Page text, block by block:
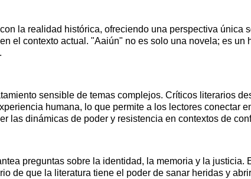
la realidad histórica, ofreciendo una perspectiva única
el contexto actual. "Aaiún" no es solo una novela; es un
sensible de temas complejos. Críticos literarios
humana, lo que permite a los lectores conectar
las dinámicas de poder y resistencia en contextos de
preguntas sobre la identidad, la memoria y la justicia.
de que la literatura tiene el poder de sanar heridas y